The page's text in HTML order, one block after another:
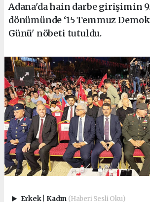
Adana'da hain darbe girişimin
dönümünde ‘15 Temmuz
Günü' nöbeti tutuldu.
Erkek Kadın (Haberi Sesli Oku)